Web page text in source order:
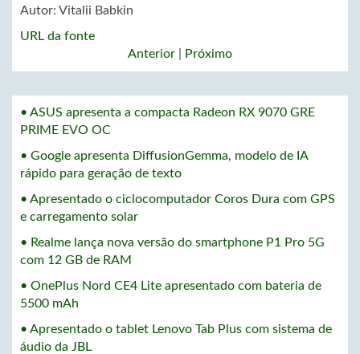
Autor: Vitalii Babkin
URL da fonte
Anterior
Próximo
• ASUS apresenta a compacta Radeon RX 9070 GRE
PRIME EVO OC
• Google apresenta DiffusionGemma, modelo de IA
rápido para geração de texto
• Apresentado o ciclocomputador Coros Dura com GPS
e carregamento solar
• Realme lança nova versão do smartphone P1 Pro 5G
com 12 GB de RAM
• OnePlus Nord CE4 Lite apresentado com bateria de
5500 mAh
• Apresentado o tablet Lenovo Tab Plus com sistema de
áudio da JBL